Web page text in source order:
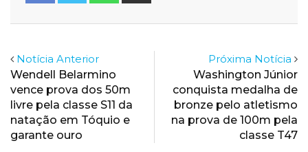
Notícia Anterior
Wendell Belarmino
vence prova dos 50m
livre pela classe S11 da
natação em Tóquio e
garante ouro
Próxima Notícia
Washington Júnior
conquista medalha de
bronze pelo atletismo
na prova de 100m pela
classe T47